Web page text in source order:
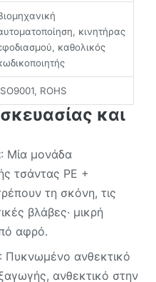
κινητήρας
καθολικός
ROHS
και
: Μία μονάδα
τσάντας PE +
τη σκόνη, τις
βλάβες· μικρή
αφρό.
: Πυκνωμένο ανθεκτικό
ανθεκτικό στην